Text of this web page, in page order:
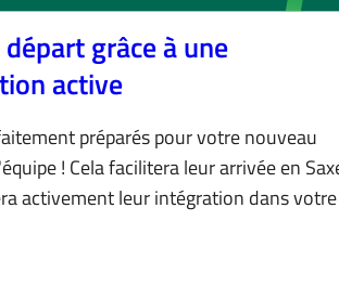
grâce à une
active
préparés pour votre nouveau
! Cela facilitera leur arrivée en
activement leur intégration dans votre